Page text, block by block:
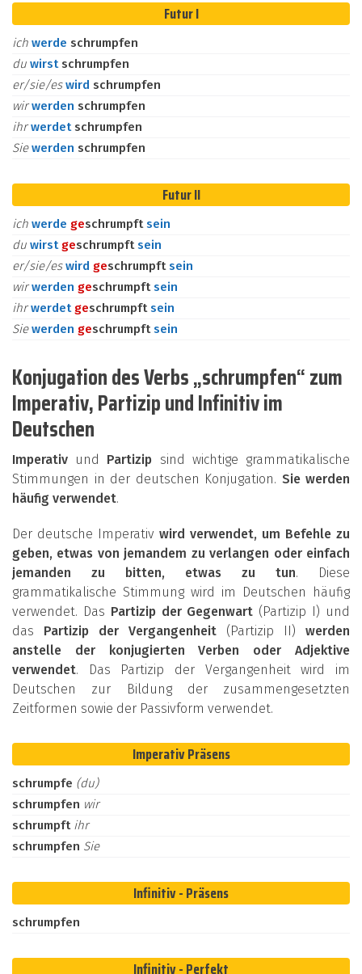
Futur I
ich werde schrumpfen
du wirst schrumpfen
er/sie/eswird schrumpfen
wirwerden schrumpfen
ihrwerdet schrumpfen
Siewerden schrumpfen
Futur II
ich werde geschrumpftsein
du wirst geschrumpftsein
er/sie/eswird geschrumpftsein
wirwerden geschrumpftsein
ihrwerdet geschrumpftsein
Siewerden geschrumpftsein
Konjugation des Verbs „schrumpfen“ zum
Imperativ, Partizip und Infinitiv im
Deutschen
Imperativ und Partizip sind wichtige grammatikalische
Stimmungen in der deutschen Konjugation. Sie werden
häufig verwendet.
Der deutsche Imperativ wird verwendet, um Befehle zu
geben, etwas von jemandem zu verlangen oder einfach
jemanden zu bitten, etwas zu tun. Diese
grammatikalische Stimmung wird im Deutschen häufig
verwendet. Das Partizip der Gegenwart (Partizip I) und
das Partizip der Vergangenheit (Partizip II) werden
anstelle der konjugierten Verben oder Adjektive
verwendet. Das Partizip der Vergangenheit wird im
Deutschen zur Bildung der zusammengesetzten
Zeitformen sowie der Passivform verwendet.
Imperativ Präsens
schrumpfe (du)
schrumpfen wir
schrumpft ihr
schrumpfen Sie
Infinitiv - Präsens
schrumpfen
Infinitiv - Perfekt